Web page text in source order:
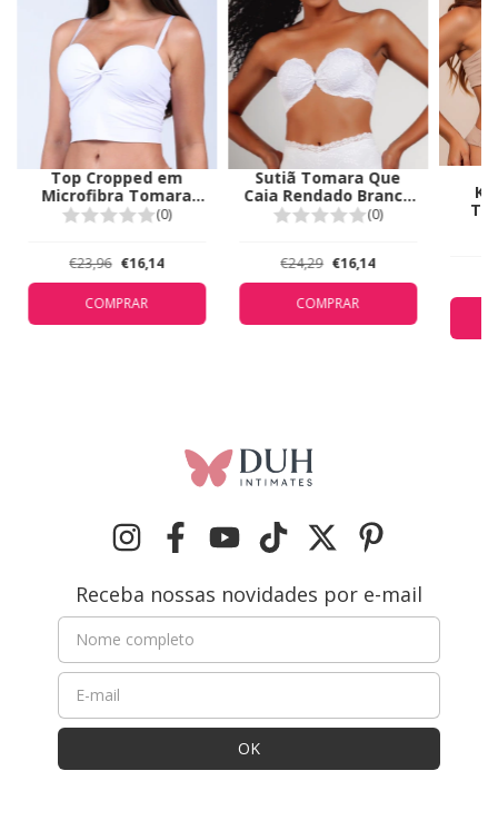
Top Cropped em
Microfibra Tomara
Que Caia Branco 9001
(0)
€23,96 €16,14
COMPRAR
Sutiã Tomara Que
Caia Rendado Branco
5312
(0)
€24,29 €16,14
COMPRAR
Receba nossas novidades por e-mail